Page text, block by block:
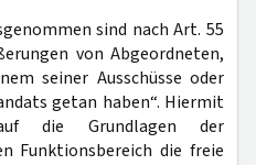
sind nach Art. 55
von Abgeordneten,
seiner Ausschüsse oder
getan haben“. Hiermit
die Grundlagen der
Funktionsbereich die freie